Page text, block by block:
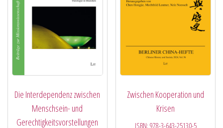
Die Interdependenz zwischen
Menschsein- und
Gerechtigkeitsvorstellungen
Zwischen Kooperation und
Krisen
ISBN: 978-3-643-25130-5